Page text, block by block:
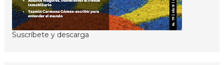
Suscríbete y descarga